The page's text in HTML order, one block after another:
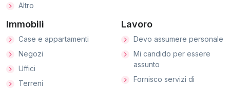
Altro
Immobili
Case e appartamenti
Negozi
Uffici
Terreni
Lavoro
Devo assumere personale
Mi candido per essere
assunto
Fornisco servizi di